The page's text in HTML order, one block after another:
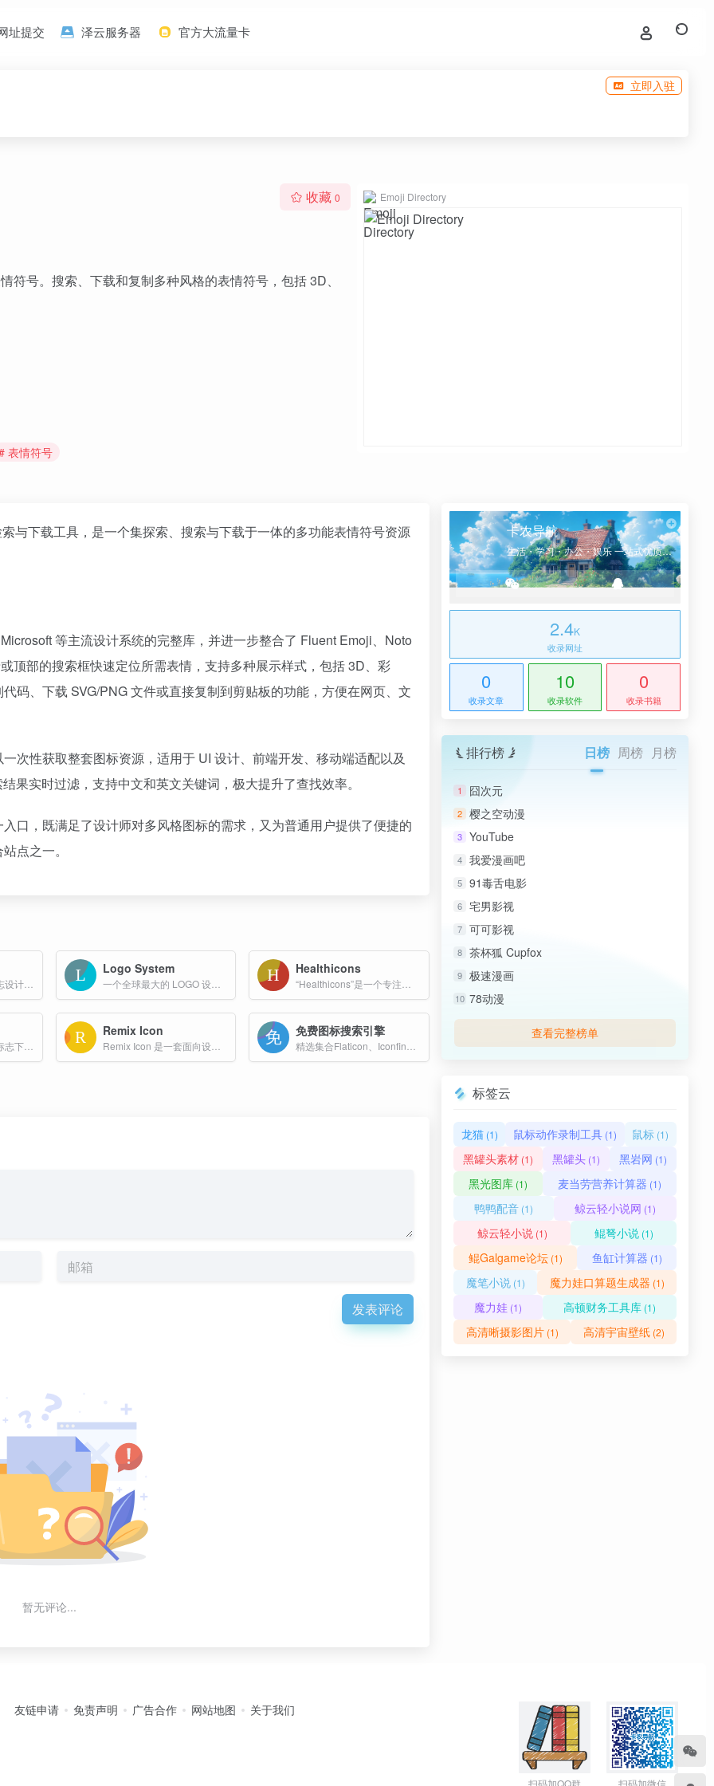
址提交 泽云服务器 官方大流量卡
立即入驻
收藏 0
号。搜索、下载和复制多种风格的表情符号，包括 3D、
表情符号
Emoji Directory
与下载工具，是一个集探索、搜索与下载于一体的多功能表情符号资源
等主流设计系统的完整库，并进一步整合了 Fluent Emoji、Noto
顶部的搜索框快速定位所需表情，支持多种展示样式，包括 3D、彩
码、下载 SVG/PNG 文件或直接复制到剪贴板的功能，方便在网页、文
次性获取整套图标资源，适用于 UI 设计、前端开发、移动端适配以及
果实时过滤，支持中文和英文关键词，极大提升了查找效率。
口，既满足了设计师对多风格图标的需求，又为普通用户提供了便捷的
点之一。
专注于品牌标识和标志设计的网站，收录了来自全球各地的各种标志。
Logo System Healthicons
一个提供免费图标和标志下载的网站。这个网站拥有成千上万的图标和标志，适用于个人和商业用途，支持SVG、PNG、ICO、ICNS等格式。
Remix Icon 免费图标搜索引擎
发表评论
暂无评论...
卡农导航
生活・学习・办公・娱乐 一站式优质网址导航
2.4K
收录网址
0
收录文章
10
收录软件
0
收录书籍
排行榜 日榜 周榜 月榜
1 囧次元
2 樱之空动漫
3 YouTube
4 我爱漫画吧
5 91毒舌电影
6 宅男影视
7 可可影视
8 茶杯狐 Cupfox
9 极速漫画
10 78动漫
查看完整榜单
标签云
龙猫(1) 鼠标动作录制工具(1) 鼠标 (1)
黑罐头素材 (1) 黑罐头 (1) 黑岩网 (1)
黑光图库 (1) 麦当劳营养计算器 (1)
鸭鸭配音 (1) 鲸云轻小说网 (1)
鲸云轻小说(1) 鲲弩小说(1)
鲲Galgame论坛(1) 鱼缸计算器 (1)
魔笔小说(1) 魔力娃口算题生成器 (1)
魔力娃 (1) 高顿财务工具库 (1)
高清晰摄影图片(1) 高清宇宙壁纸(2)
友链申请 免责声明 广告合作 网站地图 关于我们
扫码加QQ群 扫码加微信